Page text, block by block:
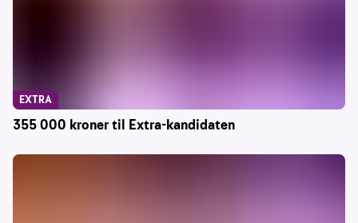
355 000 kroner til Extra-kandidaten
EXTRA